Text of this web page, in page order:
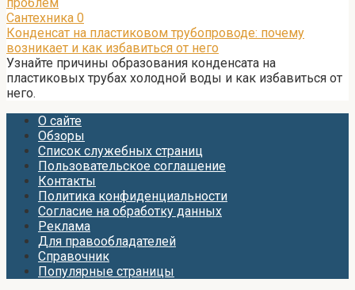
Сантехника 0
Конденсат на пластиковом трубопроводе: почему
возникает и как избавиться от него
Узнайте причины образования конденсата на
пластиковых трубах холодной воды и как избавиться от
него.
О сайте
Обзоры
Список служебных страниц
Пользовательское соглашение
Контакты
Политика конфиденциальности
Согласие на обработку данных
Реклама
Для правообладателей
Справочник
Популярные страницы